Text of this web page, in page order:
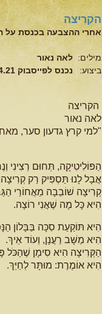
הקריצה
אחרי ההצבעה בכנסת על
מילים: לאה נאור
ביצוע:
נכנס לפייסבוק 22.4.21
הקריצה
לאה נאור
"למי קרץ גדעון סער,
הַפּוֹלִיטִיקָה, תְּחוּם רְצִינִי
אֲבָל לָנוּ תַּסְפִּיק רַק
קְרִיצָה שׁוֹבֵבָה מֵאֲחוֹרֵי
הִיא כָּל מָה שֶׁאֲנִי רוֹצָה.
הִיא תּוֹקַעַת סִכָּה בַּבָּלוֹן
הִיא מַשָּׁב רַעֲנָן, וְעוֹד אֵיךְ.
הַקְּרִיצָה הִיא סִימָן שֶׁהַכֹּל
הִיא אוֹמֶרֶת: מוּתָּר לְחַיֵּךְ.